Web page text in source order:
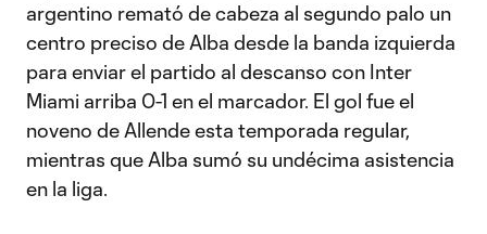
argentino remató de cabeza al segundo palo un
centro preciso de Alba desde la banda izquierda
para enviar el partido al descanso con Inter
Miami arriba 0-1 en el marcador. El gol fue el
noveno de Allende esta temporada regular,
mientras que Alba sumó su undécima asistencia
en la liga.